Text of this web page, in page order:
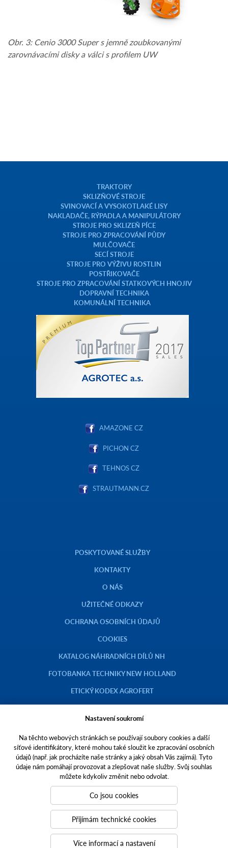
Obr. 3: Cenio 3000 Super s jemně zoubkovanými
zarovnávacími disky a válci s profilem UW
TRAKTORY
SKLIZŇOVÉ STROJE
SVINOVACÍ A VYSOKOTLAKÉ LISY
NAKLADAČE, RÝPADLA A MANIPULÁTORY
STROJE PRO SKLIZEŇ PÍCE
STROJE PRO ZPRACOVÁNÍ PŮDY
MULČOVAČE
SECÍ STROJE
STROJE PRO VÝŽIVU ROSTLIN
POSTŘIKOVAČE
STROJE PRO ZPRACOVÁNÍ STATKOVÝCH HNOJIV
DOPRAVNÍ TECHNIKA
KOMUNÁLNÍ TECHNIKA
AMAZONE CZ
PICHON CZ
TEHNOS CZ
STRAUTMANN.CZ
POSKYTOVANÉ SLUŽBY
KONTAKTY
O NÁS
UŽITEČNÉ ODKAZY
OCHRANA OSOBNÍCH ÚDAJŮ
COOKIES
KATALOG NÁHRADNÍCH DÍLŮ NH
FOTOBANKA TECHNIKY NEW HOLLAND
ETICKÝ KODEX AGROFERT
Copyright © 2023 AGROTEC a.s.
Toto jsou internetové stránky společnosti AGROTEC a. s., se sídlem v
Hustopečích, Brněnská 74, PSČ 69301, IČO 00544957,
zapsané v OR vedeném Krajským soudem v Brně, oddíl B, vložka 138.
Společnost AGROTEC a.s. je členem koncernu AGROFERT řízeného
společností AGROFERT, a.s.,
IČO 26185610, se sídlem na adrese Pyšelská 2327/2, Chodov, 149 00
Praha 4.
webové portály, které vám pomáhají růst. Jsme
Nastavení soukromí
Na těchto webových stránkách se používají soubory cookies a další
síťové identifikátory, které mohou také sloužit ke zpracování osobních
údajů (např. jak procházíte naše stránky a jaký obsah Vás zajímá). Tyto
údaje nám pomáhají provozovat a zlepšovat naše služby. Svůj souhlas
můžete kdykoliv změnit nebo odvolat.
Co jsou cookies
Přijímám technické cookies
Více informací a nastavení